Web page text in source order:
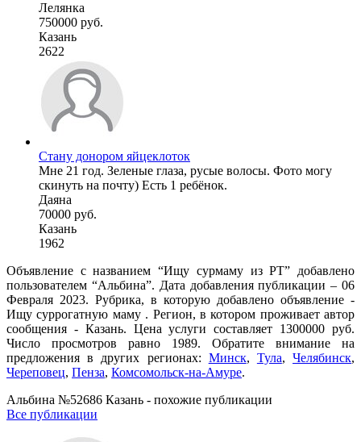
Лелянка
750000 руб.
Казань
2622
Стану донором яйцеклоток
Мне 21 год. Зеленые глаза, русые волосы. Фото могу
скинуть на почту) Есть 1 ребёнок.
Даяна
70000 руб.
Казань
1962
Объявление с названием “Ищу сурмаму из РТ” добавлено
пользователем “Альбина”. Дата добавления публикации – 06
Февраля 2023. Рубрика, в которую добавлено объявление -
Ищу суррогатную маму . Регион, в котором проживает автор
сообщения - Казань. Цена услуги составляет 1300000 руб.
Число просмотров равно 1989. Обратите внимание на
предложения в других регионах: Минск, Тула,Челябинск,
Череповец, Пенза, Комсомольск-на-Амуре.
Альбина №52686 Казань - похожие публикации
Все публикации